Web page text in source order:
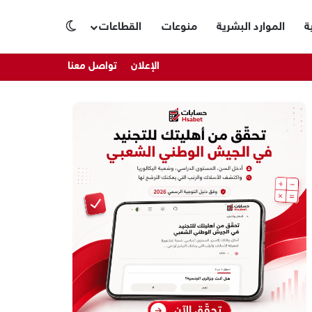
الموارد البشرية منوعات القطاعات
الإعلان تواصل معنا